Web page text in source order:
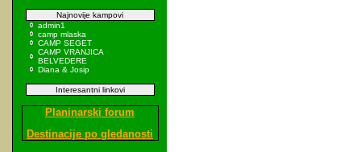
Najnovije kampovi
admin1
camp mlaska
CAMP SEGET
CAMP VRANJICA
BELVEDERE
Diana & Josip
Interesantni linkovi
Planinarski forum
Destinacije po gledanosti